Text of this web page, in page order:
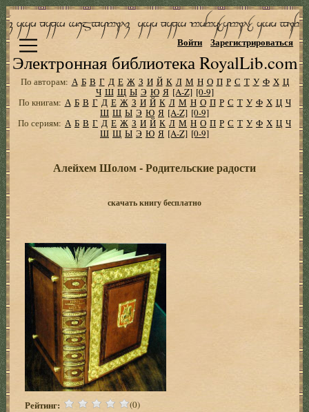
Электронная библиотека RoyalLib.com
Войти Зарегистрироваться
По авторам: А Б В Г Д Е Ж З И Й К Л М Н О П Р С Т У Ф Х Ц
Ч Ш Щ Ы Э Ю Я [A-Z] [0-9]
По книгам: А Б В Г Д Е Ж З И Й К Л М Н О П Р С Т У Ф Х Ц Ч
Ш Щ Ы Э Ю Я [A-Z] [0-9]
По сериям: А Б В Г Д Е Ж З И Й К Л М Н О П Р С Т У Ф Х Ц Ч
Ш Щ Ы Э Ю Я [A-Z] [0-9]
Алейхем Шолом - Родительские радости
скачать книгу бесплатно
Рейтинг: (0)